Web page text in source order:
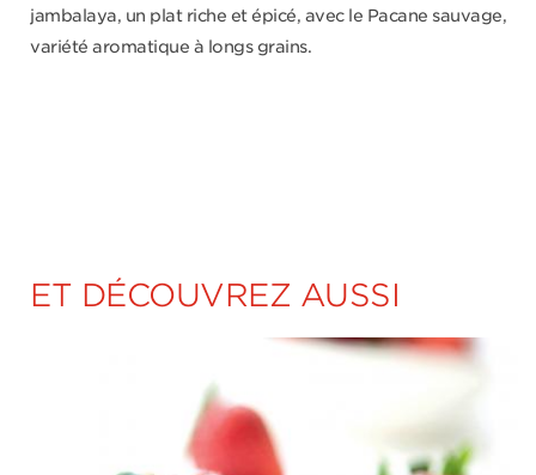
jambalaya, un plat riche et épicé, avec le Pacane sauvage,
variété aromatique à longs grains.
ET DÉCOUVREZ AUSSI